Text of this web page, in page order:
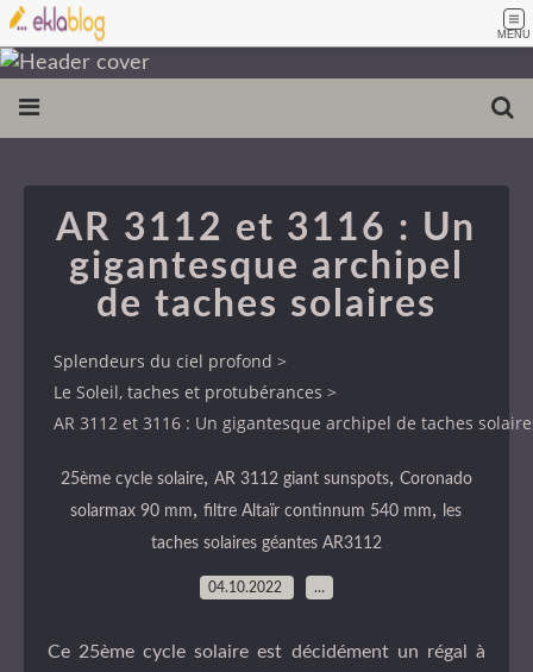
MENU
AR 3112 et 3116 : Un
gigantesque archipel
de taches solaires
Splendeurs du ciel profond >
Le Soleil, taches et protubérances >
AR 3112 et 3116 : Un gigantesque archipel de taches
25ème cycle solaire, AR 3112 giant sunspots, Coronado
solarmax 90 mm,filtre Altaïr continnum 540 mm,
les
taches solaires géantes AR3112
04.10.2022 …
Ce 25ème cycle solaire est décidément un régal à